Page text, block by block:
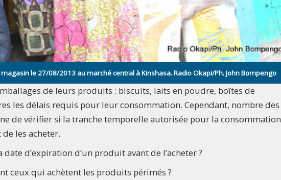
le 27/08/2013 au marché central à Kinshasa. Radio Okapi/Ph. John Bompengo
de leurs produits : biscuits, laits en poudre, boîtes de
les délais requis pour leur consommation. Cependant, nombre des
de vérifier si la tranche temporelle autorisée pour la consommation
les acheter.
d’expiration d’un produit avant de l’acheter ?
ceux qui achètent les produits périmés ?